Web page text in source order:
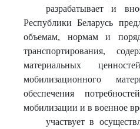
разрабатывает и
Республики Беларусь
объемам, нормам и
транспортирования,
материальных
мобилизационного
обеспечения
мобилизации и в военное
участвует в